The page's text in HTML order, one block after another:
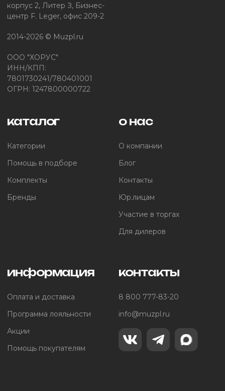
корпус 2, Литер З, Бизнес-
центр F. Leger, офис 209-2
2014-2026 © Muzpl.ru
ООО "ХОРУС"
ИНН/КПП:
7801730241/780401001
ОГРН: 1247800000722
каталог
Категории
Помощь в подборе
Комплекты
Бренды
о нас
О компании
Блог
Контакты
Юр.лицам
Участие в торгах
Для дилеров
информация
Оплата и доставка
Программа лояльности
Акции
Помощь покупателям
контакты
8 800 777-83-20
info@muzpl.ru